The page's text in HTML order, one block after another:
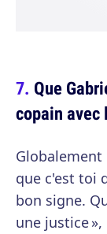
Que
copain avec
que c'est toi
bon signe.
une justice